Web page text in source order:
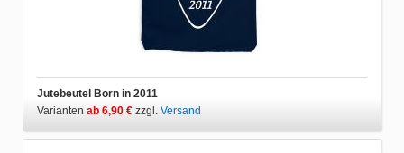
Jutebeutel Born in 2011
Varianten ab 6,90 € zzgl. Versand